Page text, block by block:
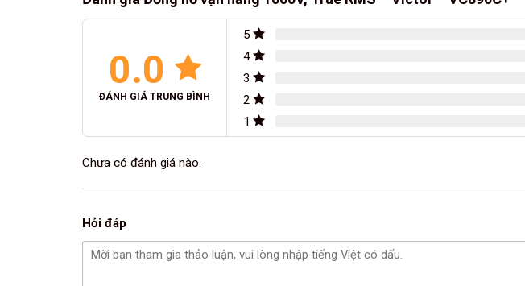
0.0
ĐÁNH GIÁ TRUNG BÌNH
5
4
3
2
1
Chưa có đánh giá nào.
Hỏi đáp